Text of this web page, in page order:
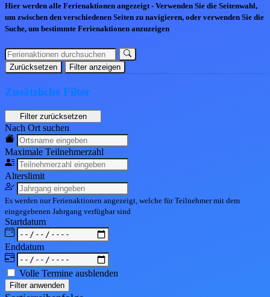
Hier werden alle Ferienaktionen angezeigt - Verwenden Sie die Seitenwahl,
um zwischen den verschiedenen Seiten zu navigieren, oder verwenden Sie die
Suche, um bestimmte Ferienaktionen anzuzeigen
Zurücksetzen Filter anzeigen
Zusätzliche Filter
Nach Ort suchen
Maximale Teilnehmerzahl
Alterslimit
Es werden nur Ferienaktionen angezeigt, welche für Teilnehmer mit dem
eingegebenen Jahrgang verfügbar sind
Startdatum
Enddatum
Volle Termine ausblenden
Filter anwenden